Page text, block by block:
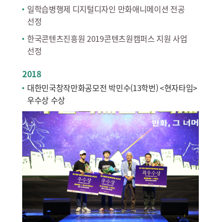
일학습병행제 디지털디자인 만화애니메이션 전공
선정
한국콘텐츠진흥원 2019콘텐츠원캠퍼스 지원 사업
선정
2018
대한민국창작만화공모전 박민수(13학번) <현자타임>
우수상 수상